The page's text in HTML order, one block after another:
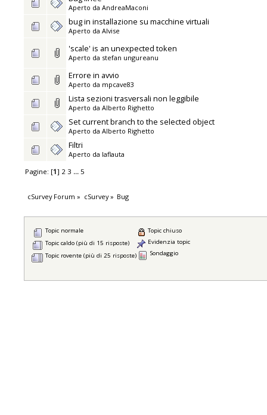
Aperto da AndreaMaconi
bug in installazione su macchine virtuali
Aperto da Alvise
'scale' is an unexpected token
Aperto da stefan ungureanu
Errore in avvio
Aperto da mpcave83
Lista sezioni trasversali non leggibile
Aperto da Alberto Righetto
Set current branch to the selected object
Aperto da Alberto Righetto
Filtri
Aperto da laflauta
Pagine: [1] 2 3 ... 5
cSurvey Forum » cSurvey» Bug
Topic normale
Topic caldo (più di 15 risposte)
Topic rovente (più di 25 risposte)
Topic chiuso
Evidenzia topic
Sondaggio